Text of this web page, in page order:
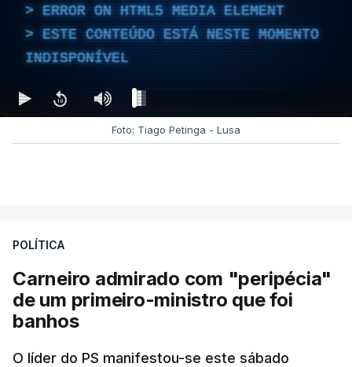
ERROR ON HTML5 MEDIA ELEMENT
ESTE CONTEÚDO ESTÁ NESTE MOMENTO
INDISPONÍVEL
Foto: Tiago Petinga - Lusa
POLÍTICA
Carneiro admirado com "peripécia"
de um primeiro-ministro que foi
banhos
O líder do PS manifestou-se este sábado